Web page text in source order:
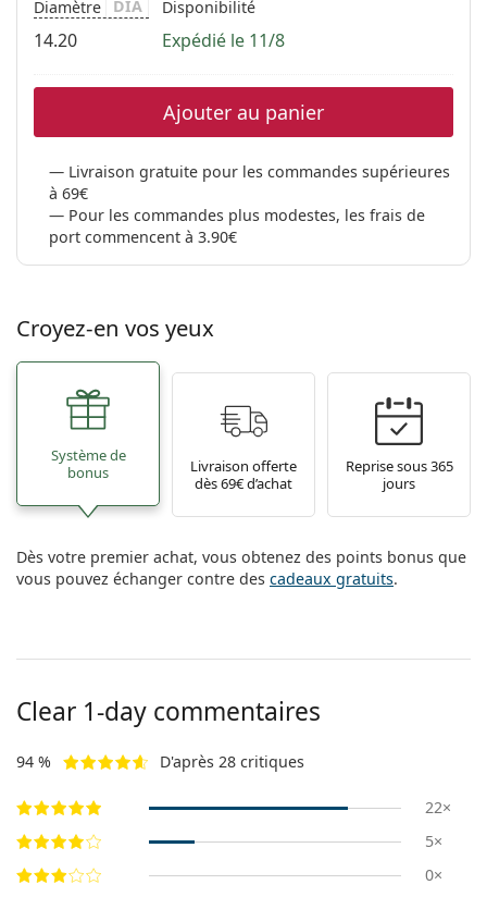
Diamètre DIA
14.20
Disponibilité
Expédié le 11/8
Ajouter au panier
Livraison gratuite pour les commandes supérieures
à 69€
Pour les commandes plus modestes, les frais de
port commencent à 3.90€
Croyez-en vos yeux
Système de
bonus
Livraison offerte
dès 69€ d’achat
Reprise sous 365
jours
Dès votre premier achat, vous obtenez des points bonus que
vous pouvez échanger contre des cadeaux gratuits.
Clear 1-day commentaires
94 % D'après 28 critiques
22×
5×
0×